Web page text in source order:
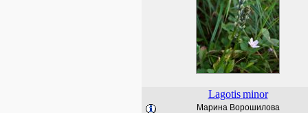
Lagotis minor
Марина Ворошилова